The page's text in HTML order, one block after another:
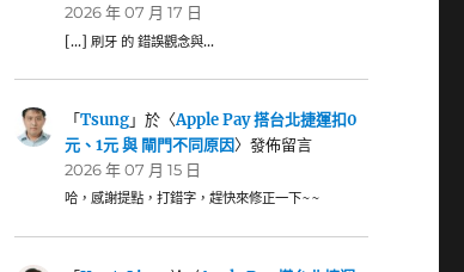
2026 年 07 月 17 日
[…] 刷牙 的 錯誤觀念與…
「Tsung」於〈Apple Pay 搭台北捷運扣0
元、1元 與 閘門不同原因〉發佈留言
2026 年 07 月 15 日
哈，感謝提點，打錯字，趕快來修正一下~~